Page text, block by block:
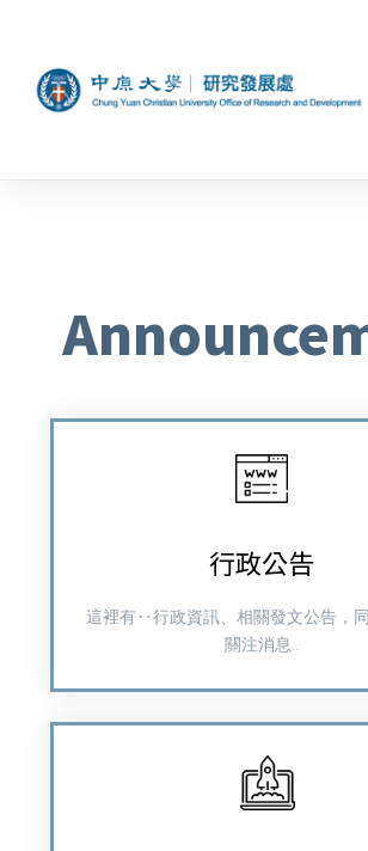
行政公告
這裡有‥行政資訊、相關發文公告，
關注消息..